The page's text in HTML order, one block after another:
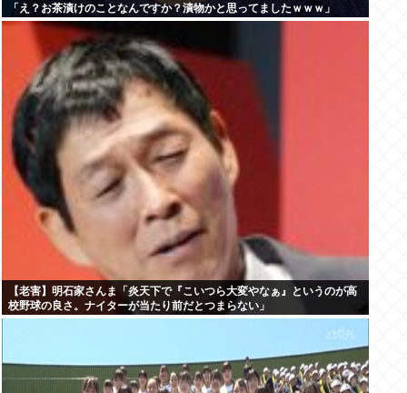
「え？お茶漬けのことなんですか？漬物かと思ってましたｗｗｗ」
【老害】明石家さんま「炎天下で『こいつら大変やなぁ』というのが高
校野球の良さ。ナイターが当たり前だとつまらない」